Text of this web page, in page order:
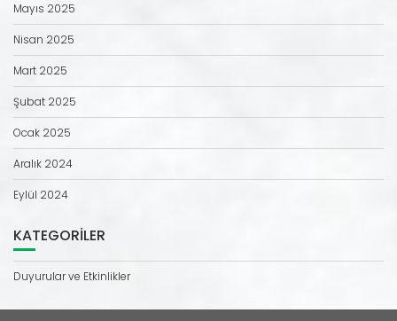
Mayıs 2025
Nisan 2025
Mart 2025
Şubat 2025
Ocak 2025
Aralık 2024
Eylül 2024
KATEGORILER
Duyurular ve Etkinlikler